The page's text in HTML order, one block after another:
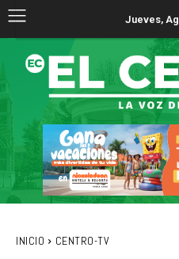
Jueves,
INICIO CENTRO-TV